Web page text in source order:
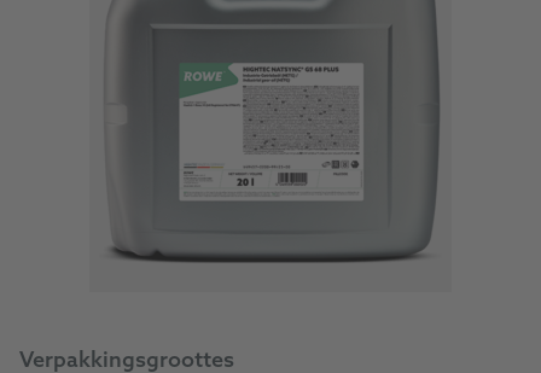
Verpakkingsgroottes